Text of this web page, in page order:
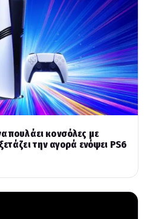
πουλάει κονσόλες με
την αγορά ενόψει PS6